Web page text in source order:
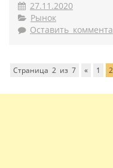
27.11.2020
Рынок
Оставить
Страница 2 из 7 « 1 2